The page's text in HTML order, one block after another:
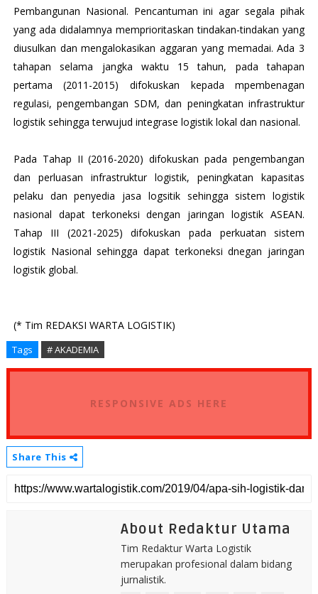
Pembangunan Nasional. Pencantuman ini agar segala pihak
yang ada didalamnya memprioritaskan tindakan-tindakan yang
diusulkan dan mengalokasikan aggaran yang memadai. Ada 3
tahapan selama jangka waktu 15 tahun, pada tahapan
pertama (2011-2015) difokuskan kepada mpembenagan
regulasi, pengembangan SDM, dan peningkatan infrastruktur
logistik sehingga terwujud integrase logistik lokal dan nasional.
Pada Tahap II (2016-2020) difokuskan pada pengembangan
dan perluasan infrastruktur logistik, peningkatan kapasitas
pelaku dan penyedia jasa logsitik sehingga sistem logistik
nasional dapat terkoneksi dengan jaringan logistik ASEAN.
Tahap III (2021-2025) difokuskan pada perkuatan sistem
logistik Nasional sehingga dapat terkoneksi dnegan jaringan
logistik global.
(* Tim REDAKSI WARTA LOGISTIK)
Tags # AKADEMIA
RESPONSIVE ADS HERE
Share This
About Redaktur Utama
Tim Redaktur Warta Logistik
merupakan profesional dalam bidang
jurnalistik.